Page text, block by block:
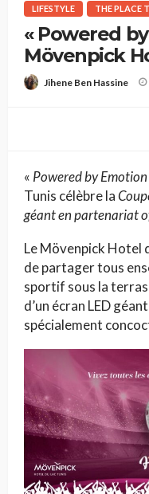
LIFESTYLE THE PLACE
« Powered
Mövenpick
célèbre la
football
Jihene Ben Hassine
« Powered by Emotion
Tunis célèbre la
géant en partenariat
Le Mövenpick Hotel
de partager tous
sportif sous la
d’un écran LED
spécialement